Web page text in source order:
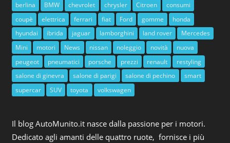
berlina
BMW chevrolet chrysler Citroen
consumi
coupè
elettrica ferrari fiat Ford gomme
honda
hyundai
ibrida jaguar lamborghini land rover
Mercedes
Mini
motori News nissan noleggio novità
nuova
peugeot
pneumatici porsche prezzi renault
restyling
salone di ginevra
salone di parigi salone di pechino
smart
supercar
SUV toyota volkswagen
Il blog AutoMunito.it nasce dalla passione per i motori.
Dedicato agli amanti delle quattro ruote, fornisce i più